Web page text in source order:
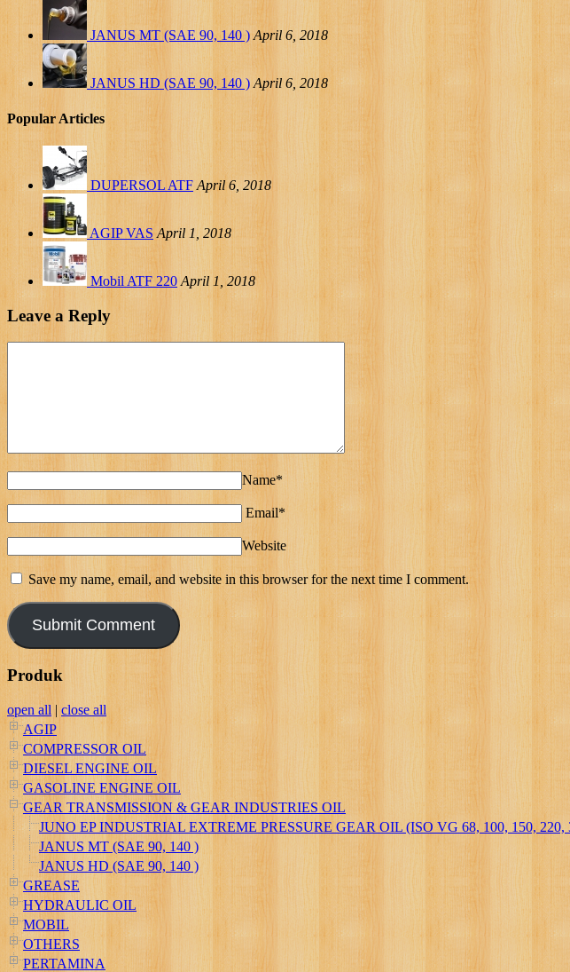
JANUS MT (SAE 90, 140 ) April 6, 2018
JANUS HD (SAE 90, 140 ) April 6, 2018
Popular Articles
DUPERSOL ATF April 6, 2018
AGIP VAS April 1, 2018
Mobil ATF 220 April 1, 2018
Leave a Reply
Name*
Email*
Website
Save my name, email, and website in this browser for the next time I comment.
Produk
open all | close all
AGIP
COMPRESSOR OIL
DIESEL ENGINE OIL
GASOLINE ENGINE OIL
GEAR TRANSMISSION & GEAR INDUSTRIES OIL
JUNO EP INDUSTRIAL EXTREME PRESSURE GEAR OIL (ISO VG 68, 100, 150, 220,
JANUS MT (SAE 90, 140 )
JANUS HD (SAE 90, 140 )
GREASE
HYDRAULIC OIL
MOBIL
OTHERS
PERTAMINA